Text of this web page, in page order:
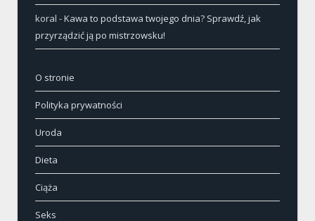
koral -Kawa to podstawa twojego dnia? Sprawdź, jak
przyrządzić ją po mistrzowsku!
O stronie
Polityka prywatności
Uroda
Dieta
Ciąża
Seks